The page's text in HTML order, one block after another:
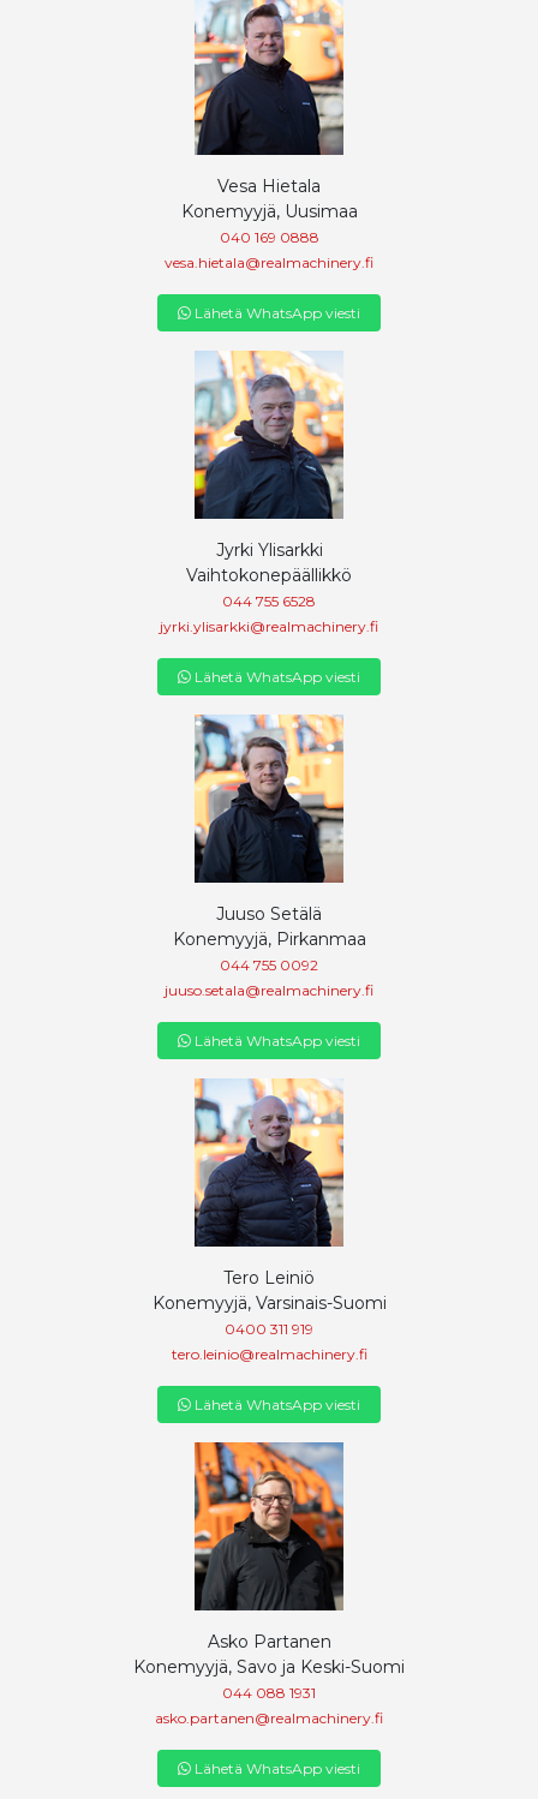
Vesa Hietala
Konemyyjä, Uusimaa
040 169 0888
vesa.hietala@realmachinery.fi
Lähetä WhatsApp viesti
Jyrki Ylisarkki
Vaihtokonepäällikkö
044 755 6528
jyrki.ylisarkki@realmachinery.fi
Lähetä WhatsApp viesti
Juuso Setälä
Konemyyjä, Pirkanmaa
044 755 0092
juuso.setala@realmachinery.fi
Lähetä WhatsApp viesti
Tero Leiniö
Konemyyjä, Varsinais-Suomi
0400 311 919
tero.leinio@realmachinery.fi
Lähetä WhatsApp viesti
Asko Partanen
Konemyyjä, Savo ja Keski-Suomi
044 088 1931
asko.partanen@realmachinery.fi
Lähetä WhatsApp viesti